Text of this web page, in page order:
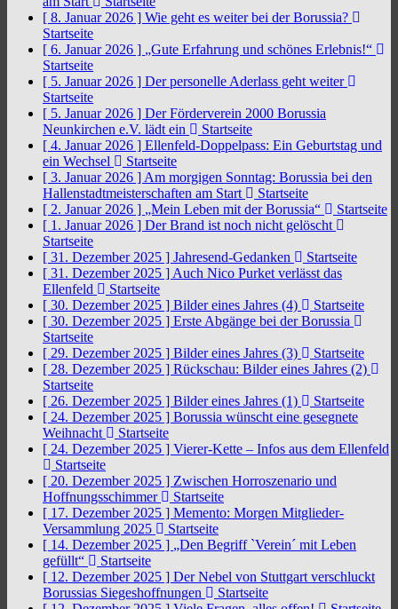
[ 8. Januar 2026 ] Wie geht es weiter bei der Borussia?
Startseite
[ 6. Januar 2026 ] „Gute Erfahrung und schönes Erlebnis!“
Startseite
[ 5. Januar 2026 ] Der personelle Aderlass geht weiter
Startseite
[ 5. Januar 2026 ] Der Förderverein 2000 Borussia
Neunkirchen e.V. lädt ein
Startseite
[ 4. Januar 2026 ] Ellenfeld-Doppelpass: Ein Geburtstag und
ein Wechsel
Startseite
[ 3. Januar 2026 ] Am morgigen Sonntag: Borussia bei den
Hallenstadtmeisterschaften am Start
Startseite
[ 2. Januar 2026 ] „Mein Leben mit der Borussia“
Startseite
[ 1. Januar 2026 ] Der Brand ist noch nicht gelöscht
Startseite
[ 31. Dezember 2025 ] Jahresend-Gedanken
Startseite
[ 31. Dezember 2025 ] Auch Nico Purket verlässt das
Ellenfeld
Startseite
[ 30. Dezember 2025 ] Bilder eines Jahres (4)
Startseite
[ 30. Dezember 2025 ] Erste Abgänge bei der Borussia
Startseite
[ 29. Dezember 2025 ] Bilder eines Jahres (3)
Startseite
[ 28. Dezember 2025 ] Rückschau: Bilder eines Jahres (2)
Startseite
[ 26. Dezember 2025 ] Bilder eines Jahres (1)
Startseite
[ 24. Dezember 2025 ] Borussia wünscht eine gesegnete
Weihnacht
Startseite
[ 24. Dezember 2025 ] Vierer-Kette – Infos aus dem Ellenfeld
Startseite
[ 20. Dezember 2025 ] Zwischen Horroszenario und
Hoffnungsschimmer
Startseite
[ 17. Dezember 2025 ] Memento: Morgen Mitglieder-
Versammlung 2025
Startseite
[ 14. Dezember 2025 ] „Den Begriff `Verein´ mit Leben
gefüllt“
Startseite
[ 12. Dezember 2025 ] Der Nebel von Stuttgart verschluckt
Borussias Siegeshoffnungen
Startseite